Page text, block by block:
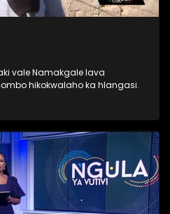
vale Namakgale lava
hikokwalaho ka hlangasi.